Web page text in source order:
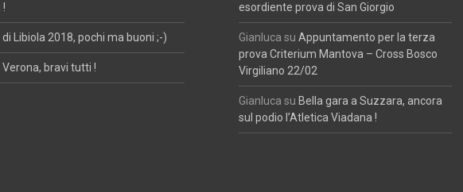
di Libiola 2018, pochi ma buoni ;-)
Verona, bravi tutti !
esordiente prova di San Giorgio
Gianluca su Appuntamento per la terza
prova Criterium Mantova – Cross Bosco
Virgiliano 22/02
Gianluca su Bella gara a Suzzara, ancora
sul podio l’Atletica Viadana !